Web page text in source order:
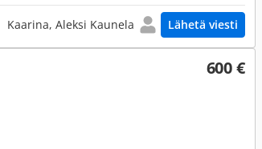
Kaarina, Aleksi Kaunela Lähetä viesti
600 €